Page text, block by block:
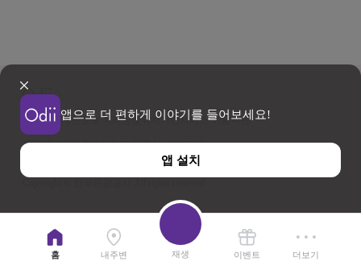
앱으로 더 편하게 이야기를 들어보세요!
앱 설치
이용약관 개인정보 처리방침위치기반서비스 이용약관
우)26464 강원특별자치도 원주시 세계로 10
사업자등록번호 202-81-50707 TEL : 033-738-3000
홈 내주변 재생 이벤트 더보기